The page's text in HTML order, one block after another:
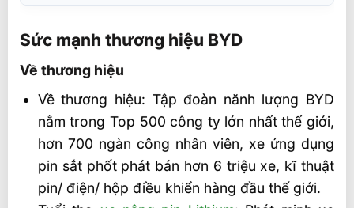
Về thương hiệu
Về kĩ thuật
Xe Nâng Điện 5 Tấn 3000mm Tiêu Chuẩn
BYD CPD50
Cấu hình kĩ thuật
Chức năng công nghệ
Sức mạnh thương hiệu BYD
Về thương hiệu
Về thương hiệu: Tập đoàn nănh lượng BYD
nằm trong Top 500 công ty lớn nhất thế giới,
hơn 700 ngàn công nhân viên, xe ứng dụng
pin sắt phốt phát bán hơn 6 triệu xe, kĩ thuật
pin/ điện/ hộp điều khiển hàng đầu thế giới.